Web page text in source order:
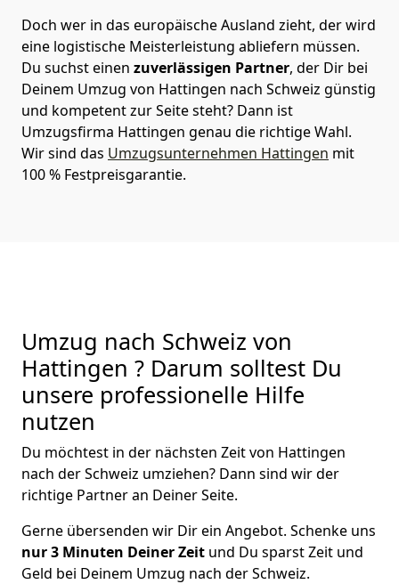
Doch wer in das europäische Ausland zieht, der wird
eine logistische Meisterleistung abliefern müssen.
Du suchst einen zuverlässigen Partner, der Dir bei
Deinem Umzug von Hattingen nach Schweiz günstig
und kompetent zur Seite steht? Dann ist
Umzugsfirma Hattingen genau die richtige Wahl.
Wir sind das Umzugsunternehmen Hattingen mit
100 % Festpreisgarantie.
Umzug nach Schweiz von
Hattingen ? Darum solltest Du
unsere professionelle Hilfe
nutzen
Du möchtest in der nächsten Zeit von Hattingen
nach der Schweiz umziehen? Dann sind wir der
richtige Partner an Deiner Seite.
Gerne übersenden wir Dir ein Angebot. Schenke uns
nur3 Minuten Deiner Zeit und Du sparst Zeit und
Geld bei Deinem Umzug nach der Schweiz.